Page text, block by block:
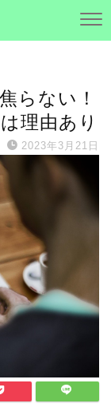
らない！
理由あり
2023年3月21日